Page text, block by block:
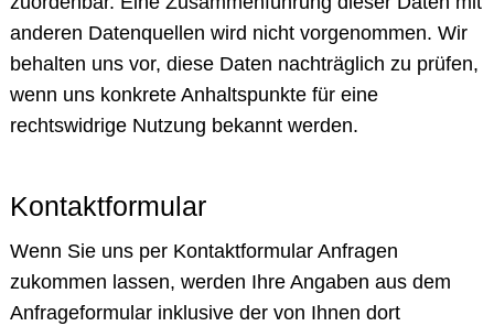
anderen Datenquellen wird nicht vorgenommen. Wir
behalten uns vor, diese Daten nachträglich zu prüfen,
wenn uns konkrete Anhaltspunkte für eine
rechtswidrige Nutzung bekannt werden.
Kontaktformular
Wenn Sie uns per Kontaktformular Anfragen
zukommen lassen, werden Ihre Angaben aus dem
Anfrageformular inklusive der von Ihnen dort